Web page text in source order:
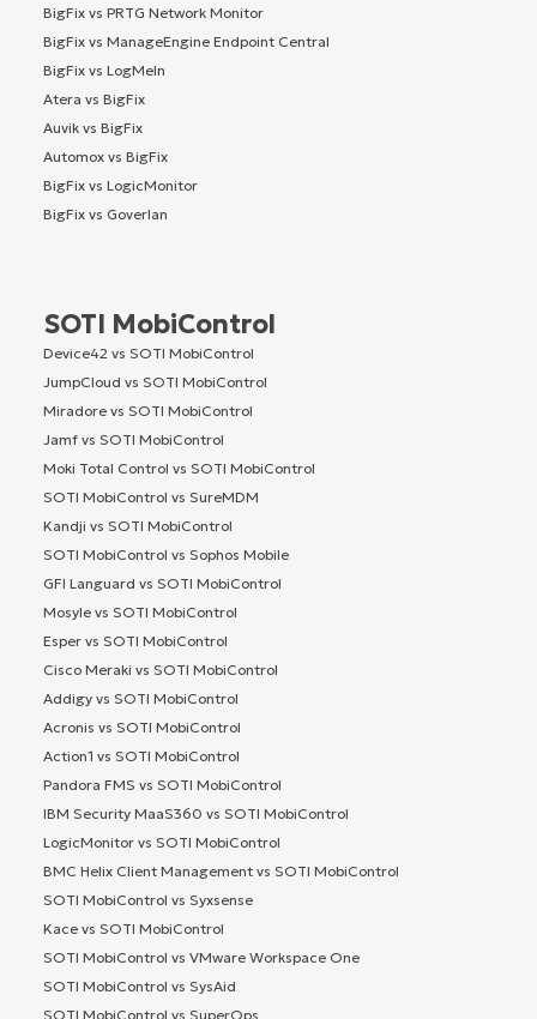
BigFix vs PRTG Network Monitor
BigFix vs ManageEngine Endpoint Central
BigFix vs LogMeIn
Atera vs BigFix
Auvik vs BigFix
Automox vs BigFix
BigFix vs LogicMonitor
BigFix vs Goverlan
SOTI MobiControl
Device42 vs SOTI MobiControl
JumpCloud vs SOTI MobiControl
Miradore vs SOTI MobiControl
Jamf vs SOTI MobiControl
Moki Total Control vs SOTI MobiControl
SOTI MobiControl vs SureMDM
Kandji vs SOTI MobiControl
SOTI MobiControl vs Sophos Mobile
GFI Languard vs SOTI MobiControl
Mosyle vs SOTI MobiControl
Esper vs SOTI MobiControl
Cisco Meraki vs SOTI MobiControl
Addigy vs SOTI MobiControl
Acronis vs SOTI MobiControl
Action1 vs SOTI MobiControl
Pandora FMS vs SOTI MobiControl
IBM Security MaaS360 vs SOTI MobiControl
LogicMonitor vs SOTI MobiControl
BMC Helix Client Management vs SOTI MobiControl
SOTI MobiControl vs Syxsense
Kace vs SOTI MobiControl
SOTI MobiControl vs VMware Workspace One
SOTI MobiControl vs SysAid
SOTI MobiControl vs SuperOps